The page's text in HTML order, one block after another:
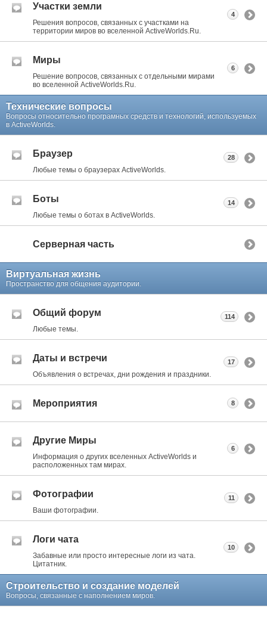
Участки земли
Решения вопросов, связанных с участками на
территории миров во вселенной ActiveWorlds.Ru.
4
Миры
Решение вопросов, связанных с отдельными мирами
во вселенной ActiveWorlds.Ru.
6
Технические вопросы
Вопросы относительно програмных средств и технологий, используемых
в ActiveWorlds.
Браузер
Любые темы о браузерах ActiveWorlds.
28
Боты
Любые темы о ботах в ActiveWorlds.
14
Серверная часть
Виртуальная жизнь
Пространство для общения аудитории.
Общий форум
Любые темы.
114
Даты и встречи
Объявления о встречах, дни рождения и праздники.
17
Мероприятия 8
Другие Миры
Информация о других вселенных ActiveWorlds и
расположенных там мирах.
6
Фотографии
Ваши фотографии.
11
Логи чата
Забавные или просто интересные логи из чата.
Цитатник.
10
Строительство и создание моделей
Вопросы, связанные с наполнением миров.